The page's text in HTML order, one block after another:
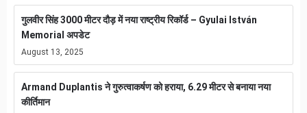
गुलवीर सिंह 3000 मीटर दौड़ में नया राष्ट्रीय रिकॉर्ड – Gyulai István
Memorial अपडेट
August 13, 2025
Armand Duplantis ने गुरुत्वाकर्षण को हराया, 6.29 मीटर से बनाया नया
कीर्तिमान